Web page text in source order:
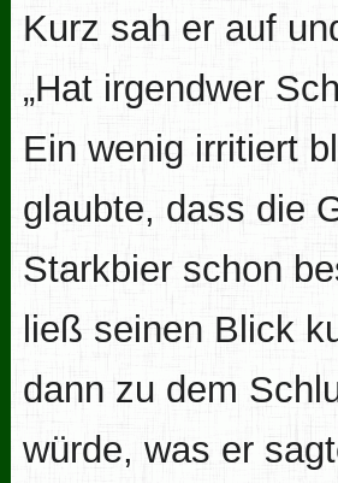
Kurz sah er auf
„Hat irgendwer
Ein wenig irritiert
glaubte, dass die
Starkbier schon
ließ seinen Blick
dann zu dem
würde, was er